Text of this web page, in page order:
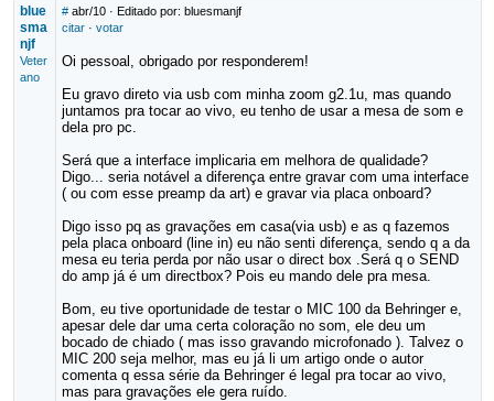
blue
sma
njf
Veter
ano
# abr/10· Editado por: bluesmanjf
citar· votar
Oi pessoal, obrigado por responderem!
Eu gravo direto via usb com minha zoom g2.1u, mas quando
juntamos pra tocar ao vivo, eu tenho de usar a mesa de som e
dela pro pc.
Será que a interface implicaria em melhora de qualidade?
Digo... seria notável a diferença entre gravar com uma interface
( ou com esse preamp da art) e gravar via placa onboard?
Digo isso pq as gravações em casa(via usb) e as q fazemos
pela placa onboard (line in) eu não senti diferença, sendo q a da
mesa eu teria perda por não usar o direct box .Será q o SEND
do amp já é um directbox? Pois eu mando dele pra mesa.
Bom, eu tive oportunidade de testar o MIC 100 da Behringer e,
apesar dele dar uma certa coloração no som, ele deu um
bocado de chiado ( mas isso gravando microfonado ). Talvez o
MIC 200 seja melhor, mas eu já li um artigo onde o autor
comenta q essa série da Behringer é legal pra tocar ao vivo,
mas para gravações ele gera ruído.